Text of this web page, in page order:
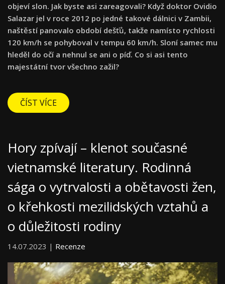
objeví slon. Jak byste asi zareagovali? Když doktor Ovidio
Salazar jel v roce 2012 po jedné takové dálnici v Zambii,
naštěstí panovalo období dešťů, takže namísto rychlosti
120 km/h se pohyboval v tempu 60 km/h. Sloní samec mu
hleděl do očí a nehnul se ani o píď. Co si asi tento
majestátní tvor všechno zažil?
ČÍST VÍCE
Hory zpívají – klenot současné
vietnamské literatury. Rodinná
sága o vytrvalosti a obětavosti žen,
o křehkosti mezilidských vztahů a
o důležitosti rodiny
14.07.2023 | Recenze